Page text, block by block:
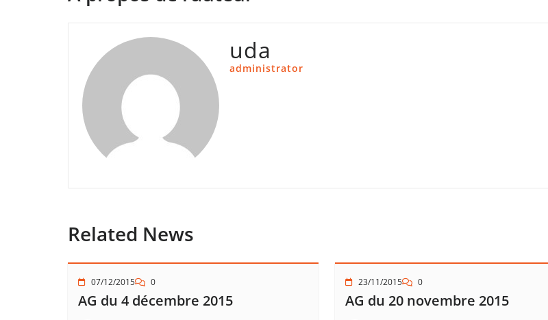
uda
administrator
Related News
07/12/2015 0
AG du 4 décembre 2015
23/11/2015 0
AG du 20 novembre 2015